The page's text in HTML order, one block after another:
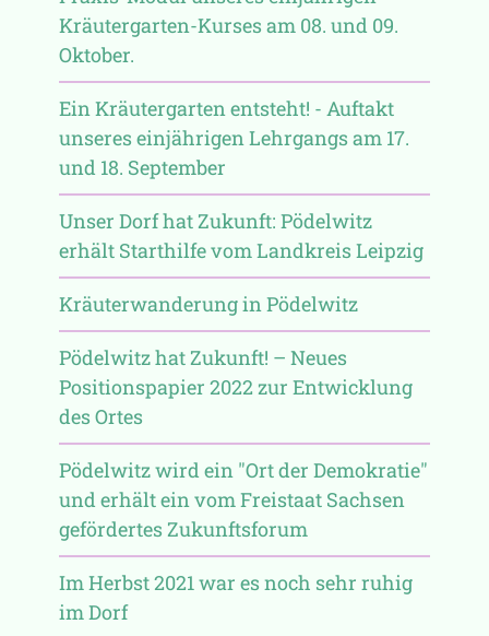
Kräutergarten-Kurses am 08. und 09.
Oktober.
Ein Kräutergarten entsteht! - Auftakt
unseres einjährigen Lehrgangs am 17.
und 18. September
Unser Dorf hat Zukunft: Pödelwitz
erhält Starthilfe vom Landkreis Leipzig
Kräuterwanderung in Pödelwitz
Pödelwitz hat Zukunft! – Neues
Positionspapier 2022 zur Entwicklung
des Ortes
Pödelwitz wird ein "Ort der Demokratie"
und erhält ein vom Freistaat Sachsen
gefördertes Zukunftsforum
Im Herbst 2021 war es noch sehr ruhig
im Dorf